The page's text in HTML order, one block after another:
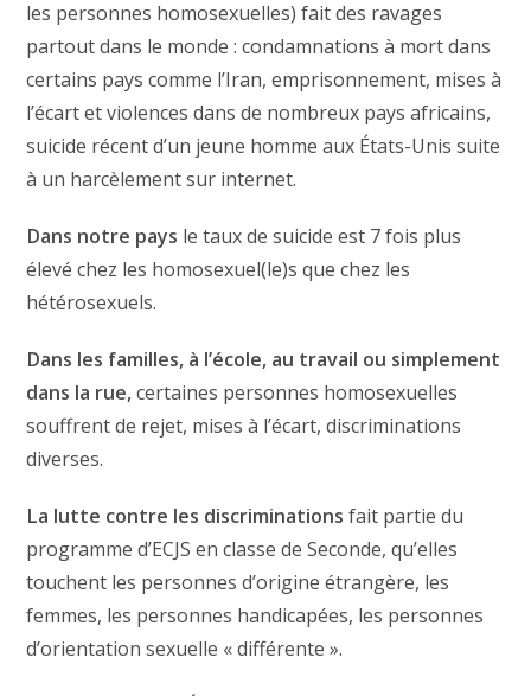
les personnes homosexuelles) fait des ravages
partout dans le monde : condamnations à mort dans
certains pays comme l’Iran, emprisonnement, mises à
l’écart et violences dans de nombreux pays africains,
suicide récent d’un jeune homme aux États-Unis suite
à un harcèlement sur internet.
Dans notre pays le taux de suicide est 7 fois plus
élevé chez les homosexuel(le)s que chez les
hétérosexuels.
Dans les familles, à l’école, au travail ou simplement
dans la rue,certaines personnes homosexuelles
souffrent de rejet, mises à l’écart, discriminations
diverses.
La lutte contre les discriminations fait partie du
programme d’ECJS en classe de Seconde, qu’elles
touchent les personnes d’origine étrangère, les
femmes, les personnes handicapées, les personnes
d’orientation sexuelle « différente ».